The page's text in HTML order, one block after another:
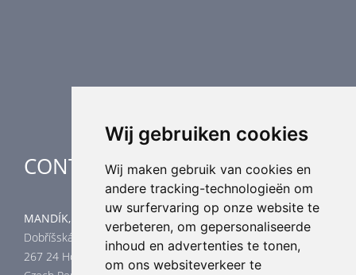
Wij gebruiken cookies
Wij maken gebruik van cookies en
andere tracking-technologieën om
uw surfervaring op onze website te
verbeteren, om gepersonaliseerde
inhoud en advertenties te tonen,
om ons websiteverkeer te
CONTACT
MANDÍK, a.s.
Dobříšská 550
267 24 Hostomice